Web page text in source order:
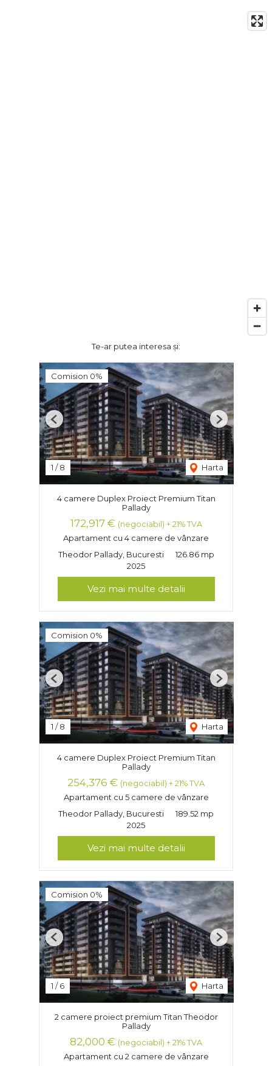
Te-ar putea interesa și:
Comision 0%
1 /8 Harta
Previous Next
4 camere Duplex Proiect Premium Titan
Pallady
172,917 € (negociabil) + 21% TVA
Apartament cu 4 camere de vânzare
Theodor Pallady, Bucuresti
126.86 mp
2025
Vezi mai multe detalii
Comision 0%
1 /8 Harta
Previous Next
4 camere Duplex Proiect Premium Titan
Pallady
254,376 € (negociabil) + 21% TVA
Apartament cu 5 camere de vânzare
Theodor Pallady, Bucuresti
189.52 mp
2025
Vezi mai multe detalii
Comision 0%
1 /6 Harta
Previous Next
2 camere proiect premium Titan Theodor
Pallady
82,000 € (negociabil) + 21% TVA
Apartament cu 2 camere de vânzare